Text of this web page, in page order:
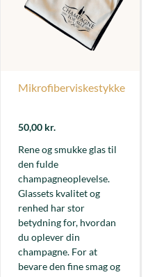
Mikrofiberviskestykke
50,00 kr.
Rene og smukke glas til
den fulde
champagneoplevelse.
Glassets kvalitet og
renhed har stor
betydning for, hvordan
du oplever din
champagne. For at
bevare den fine smag og